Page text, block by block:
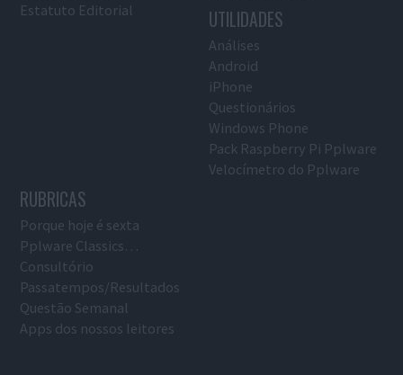
Estatuto Editorial
UTILIDADES
Análises
Android
iPhone
Questionários
Windows Phone
Pack Raspberry Pi Pplware
Velocímetro do Pplware
RUBRICAS
Porque hoje é sexta
Pplware Classics…
Consultório
Passatempos/Resultados
Questão Semanal
Apps dos nossos leitores